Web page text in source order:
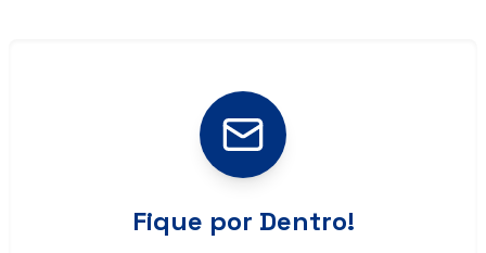
Fique por Dentro!